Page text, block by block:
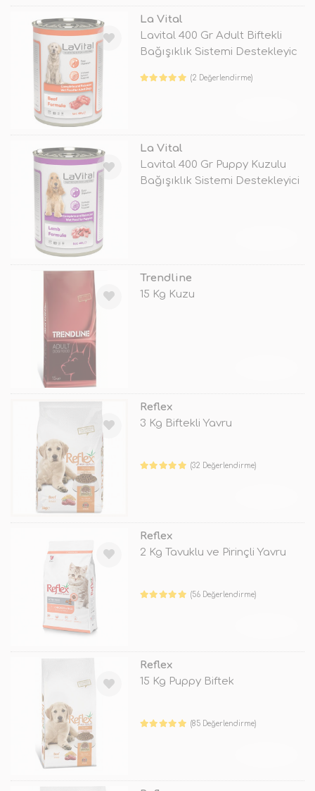
La Vital
Lavital 400 Gr Adult Biftekli
Bağışıklık Sistemi Destekleyic
(2 Değerlendirme)
La Vital
Lavital 400 Gr Puppy Kuzulu
Bağışıklık Sistemi Destekleyici
Trendline
15 Kg Kuzu
Reflex
3 Kg Biftekli Yavru
(32 Değerlendirme)
Reflex
2 Kg Tavuklu ve Pirinçli Yavru
(56 Değerlendirme)
Reflex
15 Kg Puppy Biftek
(85 Değerlendirme)